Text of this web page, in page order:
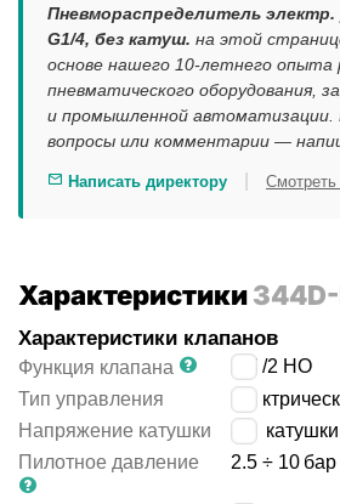
Пневмораспределитель электр.
G1/4, без катуш. на этой
основе нашего 10-летнего
пневматического оборудования,
и промышленной автоматизации.
вопросы или комментарии —
Написать директору
Характеристики
Характеристики клапанов
Функция клапана
2x3/2 НО
Тип управления
Напряжение катушки
без катушки
Пилотное давление
2.5 ÷ 10 бар